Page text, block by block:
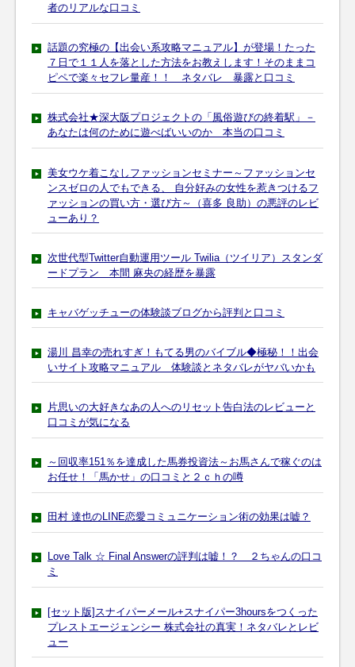
者のリアルな口コミ
話題の究極の【出会い系攻略マニュアル】が登場！たった
７日で１１人を落とした方法をお教えします！そのままコ
ピペで楽々セフレ量産！！ ネタバレ 暴露と口コミ
株式会社★深大阪プロジェクトの「風俗遊びの終着駅」－
あなたは何のために遊べばいいのか 本当の口コミ
美女ウケ着こなしファッションセミナー～ファッションセ
ンスゼロの人でもできる、 自分好みの女性を惹きつけるフ
ァッションの買い方・選び方～（喜多 良助）の悪評のレビ
ューあり？
次世代型Twitter自動運用ツール Twilia（ツイリア）スタンダ
ードプラン 本間 麻央の経歴を暴露
キャバゲッチューの体験談ブログから評判と口コミ
湯川 昌幸の売れすぎ！もてる男のバイブル◆極秘！！出会
いサイト攻略マニュアル 体験談とネタバレがヤバいかも
片思いの大好きなあの人へのリセット告白法のレビューと
口コミが気になる
～回収率151％を達成した馬券投資法～お馬さんで稼ぐのは
お任せ！「馬かせ」の口コミと２ｃｈの噂
田村 達也のLINE恋愛コミュニケーション術の効果は嘘？
Love Talk ☆ Final Answerの評判は嘘！？ ２ちゃんの口コ
ミ
[セット版]スナイパーメール+スナイパー3hoursをつくった
プレストエージェンシー 株式会社の真実！ネタバレとレビ
ュー